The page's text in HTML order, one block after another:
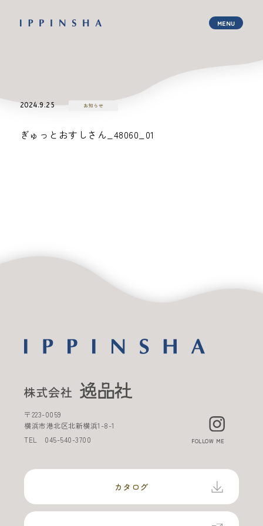
2024.9.25 お知らせ
ぎゅっとおすしさん_48060_01
〒223-0059
横浜市港北区北新横浜1-8-1
TEL 045-540-3700 FOLLOW ME
カタログ